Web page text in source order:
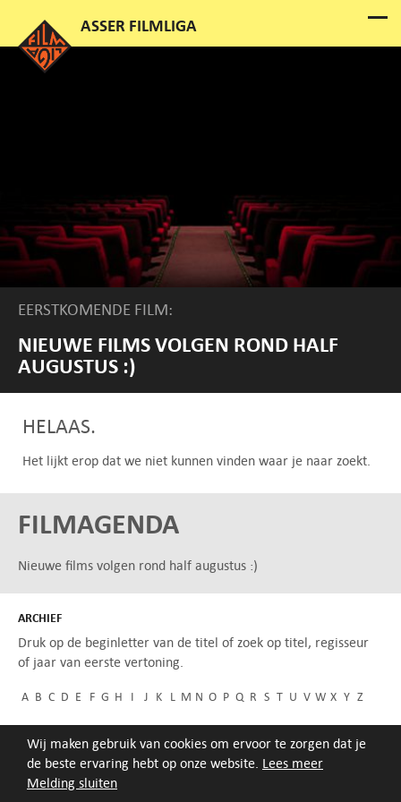
Melding sluiten
Wij maken gebruik van cookies om ervoor te zorgen dat je
de beste ervaring hebt op onze website. Lees meer
EERSTKOMENDE FILM:
NIEUWE FILMS VOLGEN ROND HALF
AUGUSTUS :)
HELAAS.
Het lijkt erop dat we niet kunnen vinden waar je naar zoekt.
FILMAGENDA
Nieuwe films volgen rond half augustus :)
ARCHIEF
Druk op de beginletter van de titel of zoek op titel, regisseur
of jaar van eerste vertoning.
A B C D E F G H I J K L M N O P Q R S T U V W X Y Z